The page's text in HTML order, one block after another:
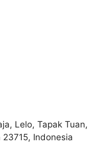
Lelo, Tapak Tuan,
Indonesia